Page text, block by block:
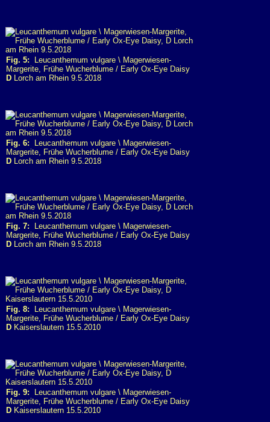
Fig. 5: Leucanthemum vulgare \ Magerwiesen-
Margerite, Frühe Wucherblume / Early Ox-Eye Daisy
D Lorch am Rhein 9.5.2018
Fig. 6: Leucanthemum vulgare \ Magerwiesen-
Margerite, Frühe Wucherblume / Early Ox-Eye Daisy
D Lorch am Rhein 9.5.2018
Fig. 7: Leucanthemum vulgare \ Magerwiesen-
Margerite, Frühe Wucherblume / Early Ox-Eye Daisy
D Lorch am Rhein 9.5.2018
Fig. 8: Leucanthemum vulgare \ Magerwiesen-
Margerite, Frühe Wucherblume / Early Ox-Eye Daisy
D Kaiserslautern 15.5.2010
Fig. 9: Leucanthemum vulgare \ Magerwiesen-
Margerite, Frühe Wucherblume / Early Ox-Eye Daisy
D Kaiserslautern 15.5.2010